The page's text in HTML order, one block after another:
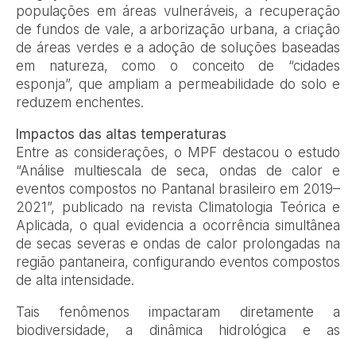
populações em áreas vulneráveis, a recuperação
de fundos de vale, a arborização urbana, a criação
de áreas verdes e a adoção de soluções baseadas
em natureza, como o conceito de “cidades
esponja”, que ampliam a permeabilidade do solo e
reduzem enchentes.
Impactos das altas temperaturas
Entre as considerações, o MPF destacou o estudo
“Análise multiescala de seca, ondas de calor e
eventos compostos no Pantanal brasileiro em 2019–
2021”, publicado na revista Climatologia Teórica e
Aplicada, o qual evidencia a ocorrência simultânea
de secas severas e ondas de calor prolongadas na
região pantaneira, configurando eventos compostos
de alta intensidade.
Tais fenômenos impactaram diretamente a
biodiversidade, a dinâmica hidrológica e as